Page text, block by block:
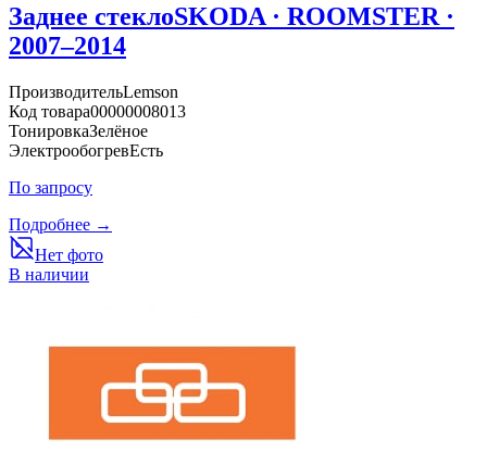
Заднее стеклоSKODA · ROOMSTER ·
2007–2014
ПроизводительLemson
Код товара00000008013
ТонировкаЗелёное
ЭлектрообогревЕсть
По запросу
Подробнее →
Нет фото
В наличии